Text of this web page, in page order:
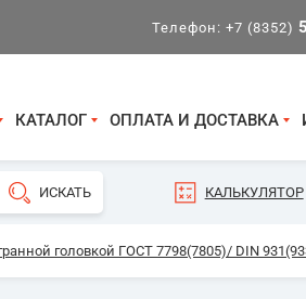
Телефон: +7 (8352)
КАТАЛОГ ОПЛАТА И ДОСТАВКА
КАЛЬКУЛЯТОР
головкой ГОСТ 7798(7805)/ DIN